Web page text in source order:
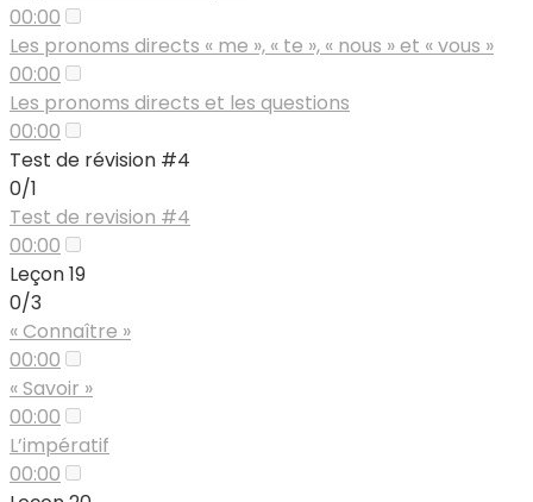
00:00
Les pronoms directs « me », « te », « nous » et « vous »
00:00
Les pronoms directs et les questions
00:00
Test de révision #4
0/1
Test de revision #4
00:00
Leçon 19
0/3
« Connaître »
00:00
« Savoir »
00:00
L’impératif
00:00